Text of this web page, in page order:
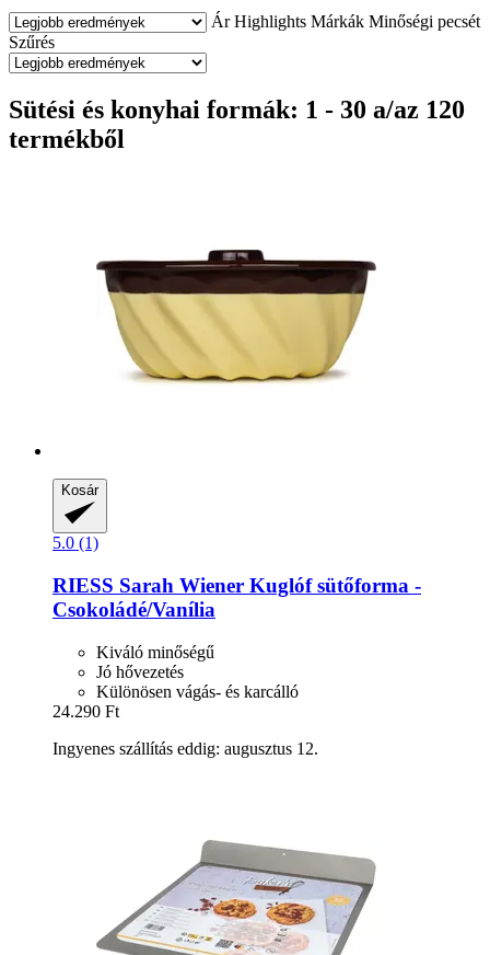
Ár Highlights Márkák Minőségi pecsét
Szűrés
Sütési és konyhai formák: 1 - 30 a/az 120
termékből
Kosár
5.0 (1)
RIESS Sarah Wiener Kuglóf sütőforma -​
Csokoládé/Vanília
Kiváló minőségű
Jó hővezetés
Különösen vágás- és karcálló
24.290 Ft
Ingyenes szállítás eddig: augusztus 12.